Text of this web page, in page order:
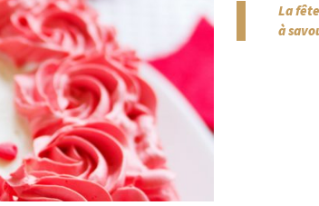
La
à